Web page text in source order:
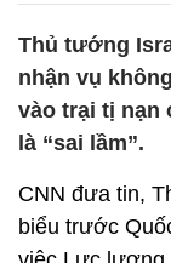
Thủ tướng
nhận vụ
vào trại tị nạn
là “sai lầm”.
CNN đưa tin,
biểu trước